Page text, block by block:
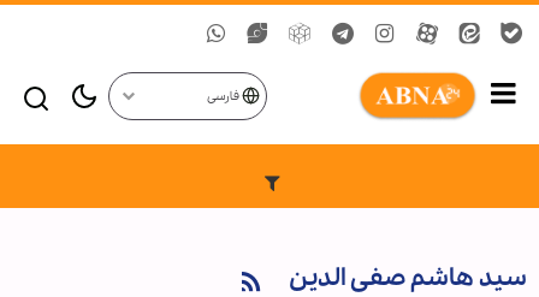
فارسی
سید هاشم صفی الدین